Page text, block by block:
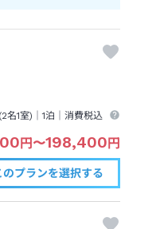
2名1室)｜1泊 ｜消費税込
円〜198,400円
のプランを選択する